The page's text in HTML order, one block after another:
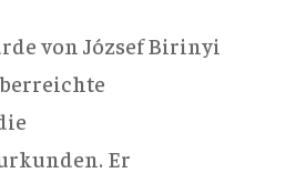
von József Birinyi
Er